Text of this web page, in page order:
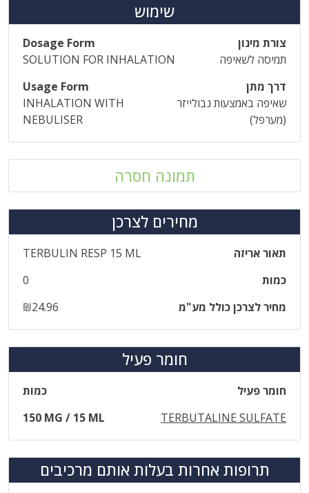
שימוש
צורת מינון
Dosage Form
תמיסה לשאיפה
SOLUTION FOR INHALATION
דרך מתן
Usage Form
שאיפה באמצעות נבולייזר
(מערפל)
INHALATION WITH
NEBULISER
תמונה חסרה
מחירים לצרכן
תאור אריזה
TERBULIN RESP 15 ML
כמות
0
מחיר לצרכן כולל מע"מ
₪24.96
חומר פעיל
חומר פעיל
כמות
TERBUTALINE SULFATE
150 MG / 15 ML
תרופות אחרות בעלות אותם מרכיבים